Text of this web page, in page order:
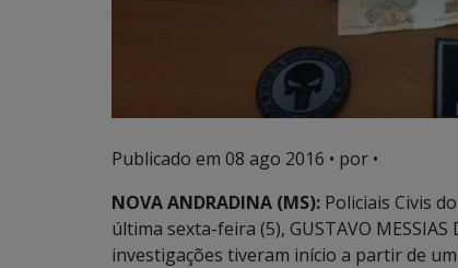
Publicado em 08 ago 2016 • por •
NOVA ANDRADINA (MS): Policiais Civis
última sexta-feira (5), GUSTAVO
investigações tiveram início a partir de